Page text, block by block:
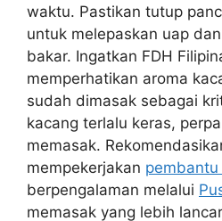
waktu. Pastikan tutup
untuk melepaskan uap
bakar. Ingatkan FDH
memperhatikan aroma
sudah dimasak sebagai
kacang terlalu keras,
memasak.
mempekerjakan pembantu
berpengalaman melalui
memasak yang lebih